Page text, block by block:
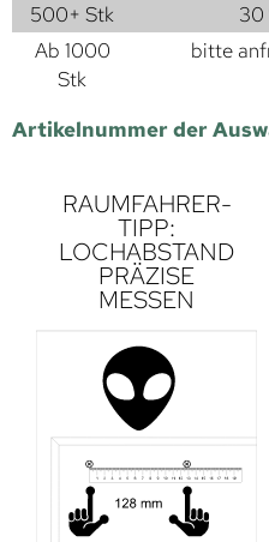
500+ Stk
30
Ab 1000
Stk
bitte
Artikelnummer der
RAUMFAHRER-
TIPP:
LOCHABSTAND
PRÄZISE
MESSEN